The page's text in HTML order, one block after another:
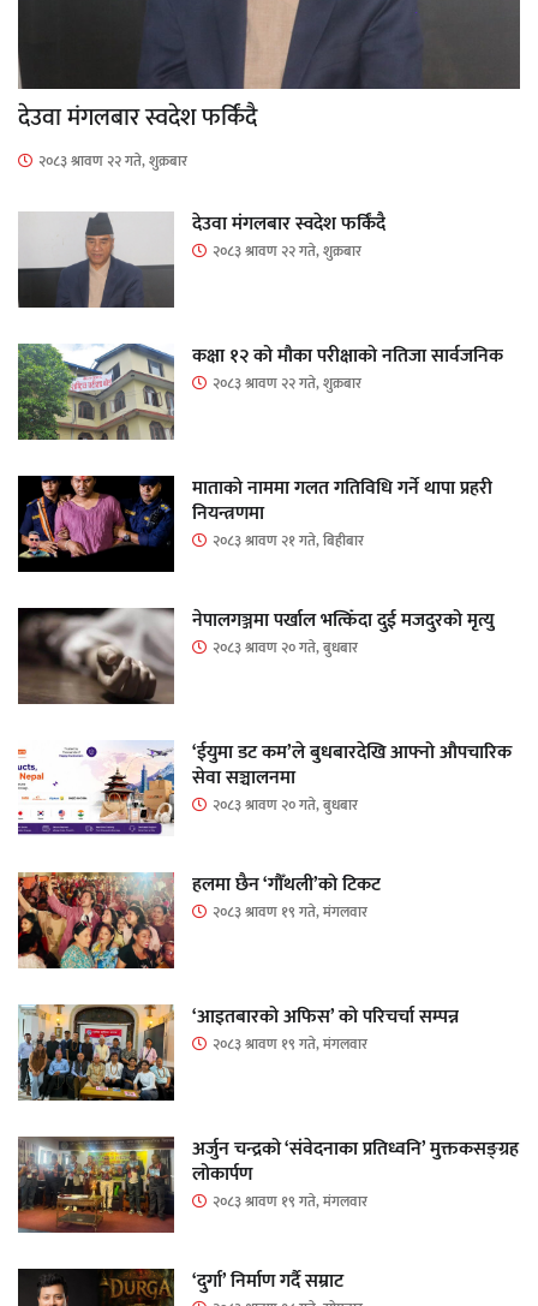
देउवा मंगलबार स्वदेश फर्किंदै
२०८३ श्रावण २२ गते, शुक्रबार
देउवा मंगलबार स्वदेश फर्किंदै
२०८३ श्रावण २२ गते, शुक्रबार
कक्षा १२ को मौका परीक्षाको नतिजा सार्वजनिक
२०८३ श्रावण २२ गते, शुक्रबार
माताकाे नाममा गलत गतिविधि गर्ने थापा प्रहरी
नियन्त्रणमा
२०८३ श्रावण २१ गते, बिहीबार
नेपालगञ्जमा पर्खाल भत्किँदा दुई मजदुरको मृत्यु
२०८३ श्रावण २० गते, बुधबार
‘ईयुमा डट कम’ले बुधबारदेखि आफ्नो औपचारिक
सेवा सञ्चालनमा
२०८३ श्रावण २० गते, बुधबार
हलमा छैन ‘गौँथली’को टिकट
२०८३ श्रावण १९ गते, मंगलवार
‘आइतबारको अफिस’ को परिचर्चा सम्पन्न
२०८३ श्रावण १९ गते, मंगलवार
अर्जुन चन्द्रको ‘संवेदनाका प्रतिध्वनि’ मुक्तकसङ्ग्रह
लोकार्पण
२०८३ श्रावण १९ गते, मंगलवार
‘दुर्गा’ निर्माण गर्दै सम्राट